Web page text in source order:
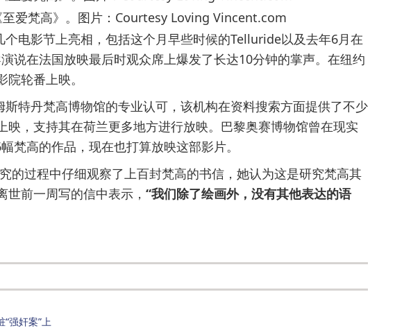
至爱梵高》。图片：Courtesy Loving Vincent.com
电影节上亮相，包括这个月早些时候的Telluride以及去年6月在
说在法国放映最后时观众席上爆发了长达10分钟的掌声。在纽约
轮番上映。
丹梵高博物馆的专业认可，该机构在资料搜索方面提供了不少
映，支持其在荷兰更多地方进行放映。巴黎奥赛博物馆曾在现实
梵高的作品，现在也打算放映这部影片。
过程中仔细观察了上百封梵高的书信，她认为这是研究梵高其
世前一周写的信中表示， “我们除了绘画外，没有其他表达的语
强奸案”上